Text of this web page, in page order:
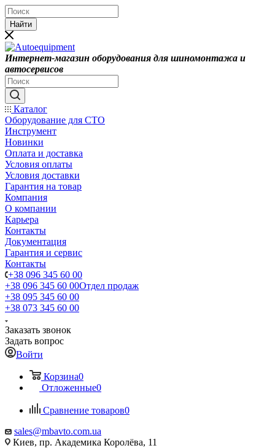
Найти
Интернет-магазин оборудования для шиномонтажа и
автосервисов
Каталог
Оборудование для СТО
Инструмент
Новинки
Оплата и доставка
Условия оплаты
Условия доставки
Гарантия на товар
Компания
О компании
Карьера
Контакты
Документация
Гарантия и сервис
Контакты
+38 096 345 60 00
+38 096 345 60 00Отдел продаж
+38 095 345 60 00
+38 073 345 60 00
Заказать звонок
Задать вопрос
Войти
Корзина0
Отложенные0
Сравнение товаров0
sales@mbavto.com.ua
Киев, пр. Академика Королёва, 11